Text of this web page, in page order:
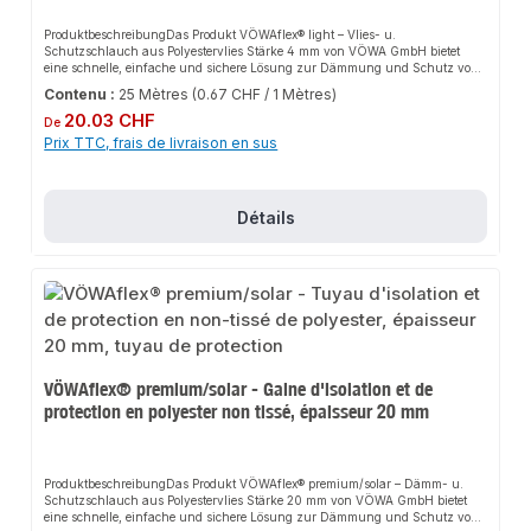
ProduktbeschreibungDas Produkt VÖWAflex® light – Vlies- u.
Schutzschlauch aus Polyestervlies Stärke 4 mm von VÖWA GmbH bietet
eine schnelle, einfache und sichere Lösung zur Dämmung und Schutz von
Kalt- und Abwasserleitungen. Dank der zweifachen Verschweißung und der
silbernen Polyethylenfolie sorgt es für perfekten Halt und passt sich flexibel
an verschiedene Sanitär-, Heizungs- und Lüftungsanwendungen an. Das
zuverlässigen Wahl für jede Installation. Es schützt das Rohr vor
als AußenhautHohe Flexibilität und AnpassungsfähigkeitEffektiver Schutz
Reduzierung von Geräuschen in LüftungskanälenProduktdatenMaterial:
PolyestervliesStärke: 4 mmAusführungen: ohne Folie, mit Folie,
selbstklebend, mit Folie, selbstklebendIn unserem Sortiment finden Sie auch
passende Zubehörteile sowie weitere Produkte für den Anschluss.
Contenu : 25 Mètres (0.67 CHF / 1 Mètres)
Prix régulier :
De 20.03 CHF
Prix TTC, frais de livraison en sus
Détails
VÖWAflex® premium/solar - Gaine d'isolation et de
protection en polyester non tissé, épaisseur 20 mm
ProduktbeschreibungDas Produkt VÖWAflex® premium/solar – Dämm- u.
Schutzschlauch aus Polyestervlies Stärke 20 mm von VÖWA GmbH bietet
eine schnelle, einfache und sichere Lösung zur Dämmung und Schutz von